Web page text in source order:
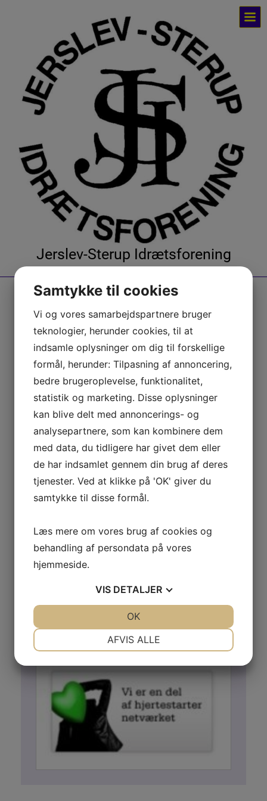
Jerslev-Sterup Idrætsforening
Bestyrelsen i JSI Badminton
Bestyrelsen:
Formand: Lotte Pedersen -tlf: 42249742
Kasserer: Trine Nielsen- tlf: 30328319
Bestyrelsesmedlem: Jacob Beck Christensen
31588161
Bestyrelsesmedlem: Martin Søndergaard Karlsen
71701224
Hjertestarter JSI
Samtykke til cookies
Vi og vores samarbejdspartnere bruger
teknologier, herunder cookies, til at
indsamle oplysninger om dig til forskellige
formål, herunder: Tilpasning af annoncering,
bedre brugeroplevelse, funktionalitet,
statistik og marketing. Disse oplysninger
kan blive delt med annoncerings- og
analysepartnere, som kan kombinere dem
med data, du tidligere har givet dem eller
de har indsamlet gennem din brug af deres
tjenester. Ved at klikke på 'OK' giver du
samtykke til disse formål.
Læs mere om vores brug af cookies og
behandling af persondata på vores
hjemmeside.
VIS DETALJER
MARKETING
AFVIS ALLE
OK